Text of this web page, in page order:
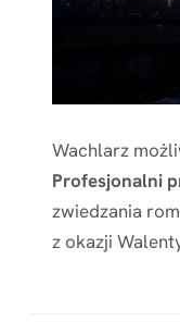
Wachlarz
Profesjonalni
zwiedzania
z okazji